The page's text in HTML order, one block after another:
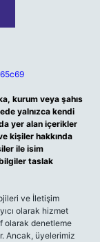
kurum veya şahıs
yalnızca kendi
yer alan içerikler
kişiler hakkında
ile isim
taslak
ve İletişim
olarak hizmet
olarak denetleme
Ancak, üyelerimiz